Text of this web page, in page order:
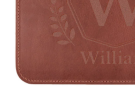
Tarjeta de felicitación
Crea algo único en pocos pasos –
un mensaje que llegue al corazón.
todo el amor para el momento.